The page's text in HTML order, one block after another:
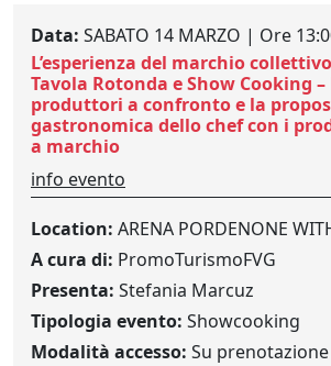
Data: SABATO 14 MARZO | Ore
L’esperienza del marchio
Tavola Rotonda e Show Cooking –
produttori a confronto e la
gastronomica dello chef con i
a marchio
info evento
Location: ARENA PORDENONE
A cura di: PromoTurismoFVG
Presenta: Stefania Marcuz
Tipologia evento: Showcooking
Modalità accesso: Su prenotazione